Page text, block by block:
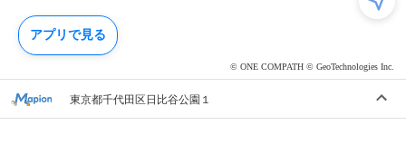
© ONE COMPATH © GeoTechnologies Inc.
東京都千代田区日比谷公園１
アプリで見る